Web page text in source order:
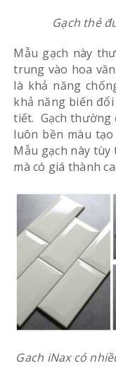
Gạch thẻ
Mẫu gạch này
trung vào hoa
là khả năng
khả năng biến
tiết. Gạch thường
luôn bền màu
Mẫu gạch này tùy
mà có giá thành
Gach iNax có